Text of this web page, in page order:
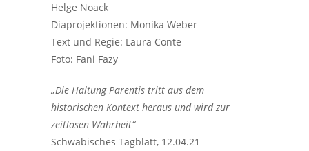
Helge Noack
Diaprojektionen: Monika Weber
Text und Regie: Laura Conte
Foto: Fani Fazy
„Die Haltung Parentis tritt aus dem
historischen Kontext heraus und wird zur
zeitlosen Wahrheit“
Schwäbisches Tagblatt, 12.04.21